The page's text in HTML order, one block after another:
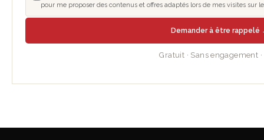
pour me proposer des contenus et offres adaptés lors de mes visites sur
Demander à être rappelé
Gratuit · Sans engagement